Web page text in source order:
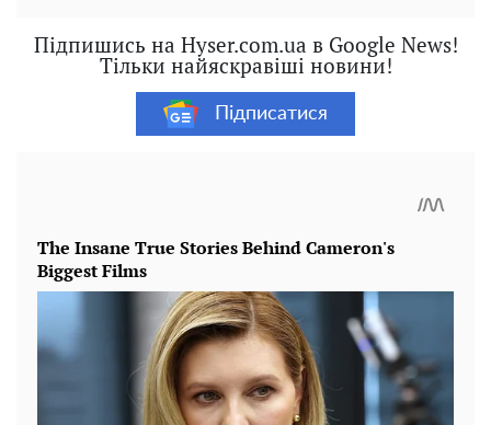
Підпишись на Hyser.com.ua в Google News!
Тільки найяскравіші новини!
Підписатися